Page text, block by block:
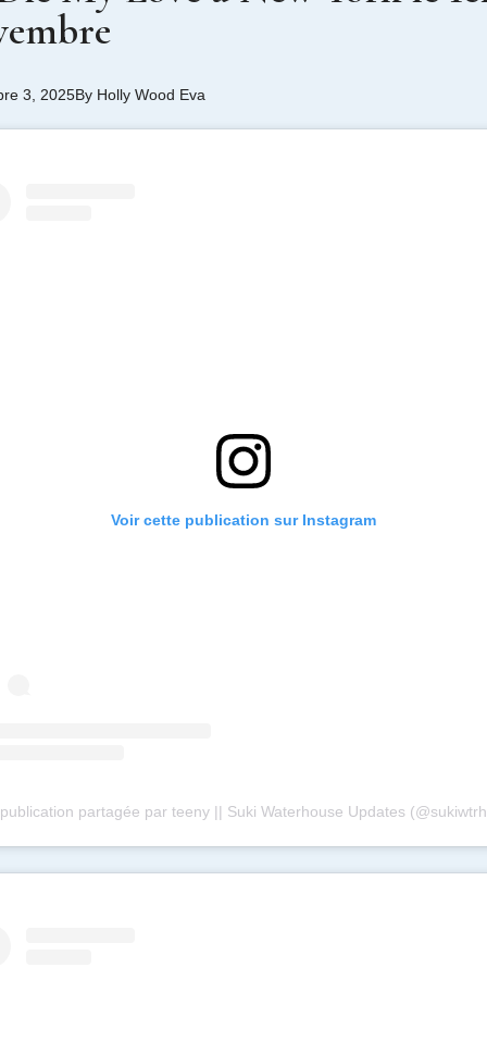
3, 2025By Holly Wood Eva
Voir cette publication sur Instagram